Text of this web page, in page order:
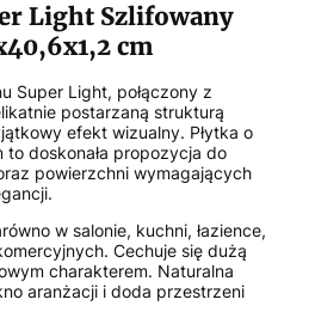
Light Szlifowany
cm
Super Light, połączony z
postarzaną strukturą
efekt wizualny. Płytka o
doskonała propozycja do
powierzchni wymagających
w salonie, kuchni, łazience,
Cechuje się dużą
charakterem. Naturalna
aranżacji i doda przestrzeni